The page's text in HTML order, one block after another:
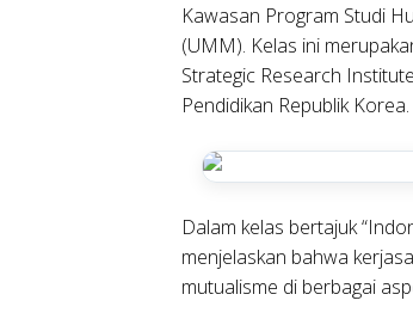
Kawasan Program Studi
(UMM). Kelas ini
Strategic Research
Pendidikan Republik Korea.
Dalam kelas bertajuk
menjelaskan bahwa
mutualisme di berbagai